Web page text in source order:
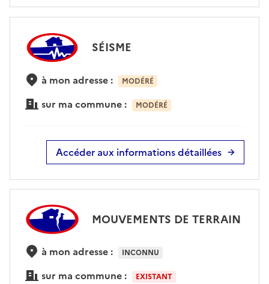
SÉISME
à mon adresse : MODÉRÉ
sur ma commune : MODÉRÉ
Accéder aux informations détaillées
MOUVEMENTS DE TERRAIN
à mon adresse : INCONNU
sur ma commune : EXISTANT